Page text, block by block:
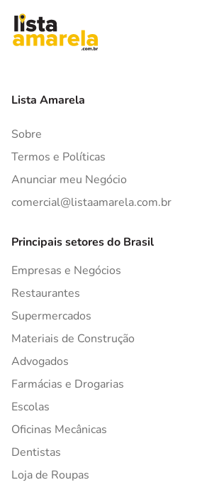
Lista Amarela
Sobre
Termos e Políticas
Anunciar meu Negócio
comercial@listaamarela.com.br
Principais setores do Brasil
Empresas e Negócios
Restaurantes
Supermercados
Materiais de Construção
Advogados
Farmácias e Drogarias
Escolas
Oficinas Mecânicas
Dentistas
Loja de Roupas